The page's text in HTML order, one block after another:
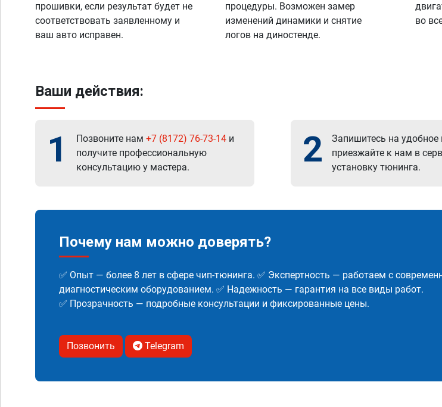
прошивки, если результат будет не
соответствовать заявленному и
ваш авто исправен.
процедуры. Возможен замер
изменений динамики и снятие
логов на диностенде.
во
Ваши действия:
1 Позвоните нам +7 (8172) 76-73-14 и
получите профессиональную
консультацию у мастера.
2
Запишитесь на удобное
приезжайте к нам в
установку тюнинга.
Почему нам можно доверять?
✅ Опыт — более 8 лет в сфере чип-тюнинга. ✅ Экспертность — работаем с
диагностическим оборудованием. ✅ Надежность — гарантия на все виды работ.
✅ Прозрачность — подробные консультации и фиксированные цены.
Позвонить Telegram